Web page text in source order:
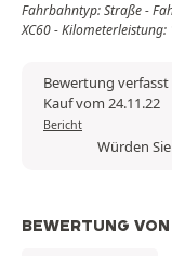
Fahrbahntyp: Straße -
XC60 -
Bewertung verfasst
Kauf vom 24.11.22
Bericht
Würden
BEWERTUNG